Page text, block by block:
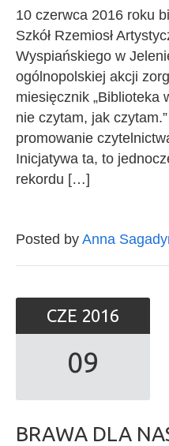
10 czerwca 2016 roku
Szkół Rzemiosł
Wyspiańskiego w
ogólnopolskiej akcji
miesięcznik „Biblioteka
nie czytam, jak
promowanie
Inicjatywa ta, to
rekordu […]
Posted by Anna
CZE 2016
09
BRAWA DLA